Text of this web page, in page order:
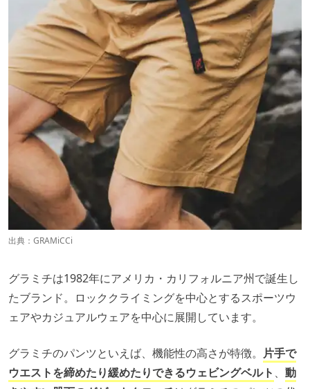
出典： GRAMiCCi
グラミチは1982年にアメリカ・カリフォルニア州で誕生し
たブランド。ロッククライミングを中心とするスポーツウ
ェアやカジュアルウェアを中心に展開しています。
グラミチのパンツといえば、機能性の高さが特徴。 片手で
ウエストを締めたり緩めたりできるウェビングベルト 、 動